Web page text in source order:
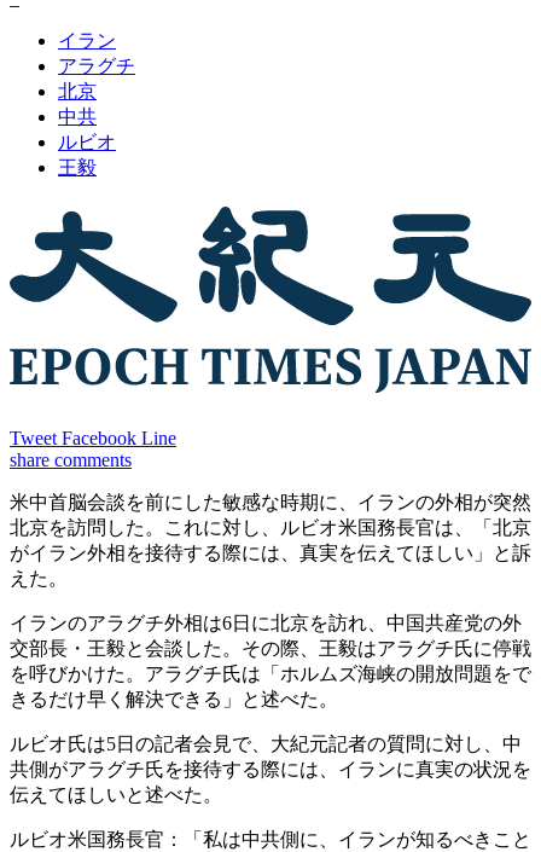
イラン
アラグチ
北京
中共
ルビオ
王毅
Tweet Facebook Line
share comments
米中首脳会談を前にした敏感な時期に、イランの外相が突然
北京を訪問した。これに対し、ルビオ米国務長官は、「北京
がイラン外相を接待する際には、真実を伝えてほしい」と訴
えた。
イランのアラグチ外相は6日に北京を訪れ、中国共産党の外
交部長・王毅と会談した。その際、王毅はアラグチ氏に停戦
を呼びかけた。アラグチ氏は「ホルムズ海峡の開放問題をで
きるだけ早く解決できる」と述べた。
ルビオ氏は5日の記者会見で、大紀元記者の質問に対し、中
共側がアラグチ氏を接待する際には、イランに真実の状況を
伝えてほしいと述べた。
ルビオ米国務長官：「私は中共側に、イランが知るべきこと